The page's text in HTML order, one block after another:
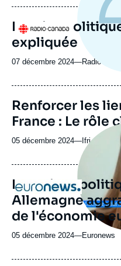
journal,
revue
ou
émission
Logo
La crise
expliquée
07 décembre 2024—Nom
journal,
ou
émission
Radio
Renforcer les
France : Le rôle
05 décembre 2024— Nom
du
ou
émission
Ifri
Logo
Image
principale
médiatique
Les crises
Allemagne
de l'économie
05 décembre 2024—Nom
journal,
Euronews